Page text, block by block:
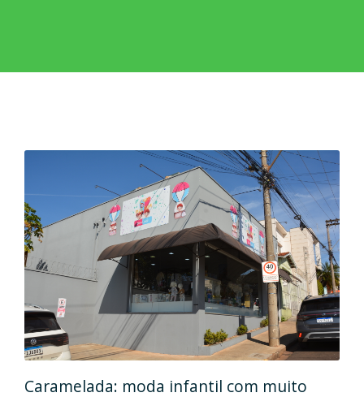
Caramelada: moda infantil com muito